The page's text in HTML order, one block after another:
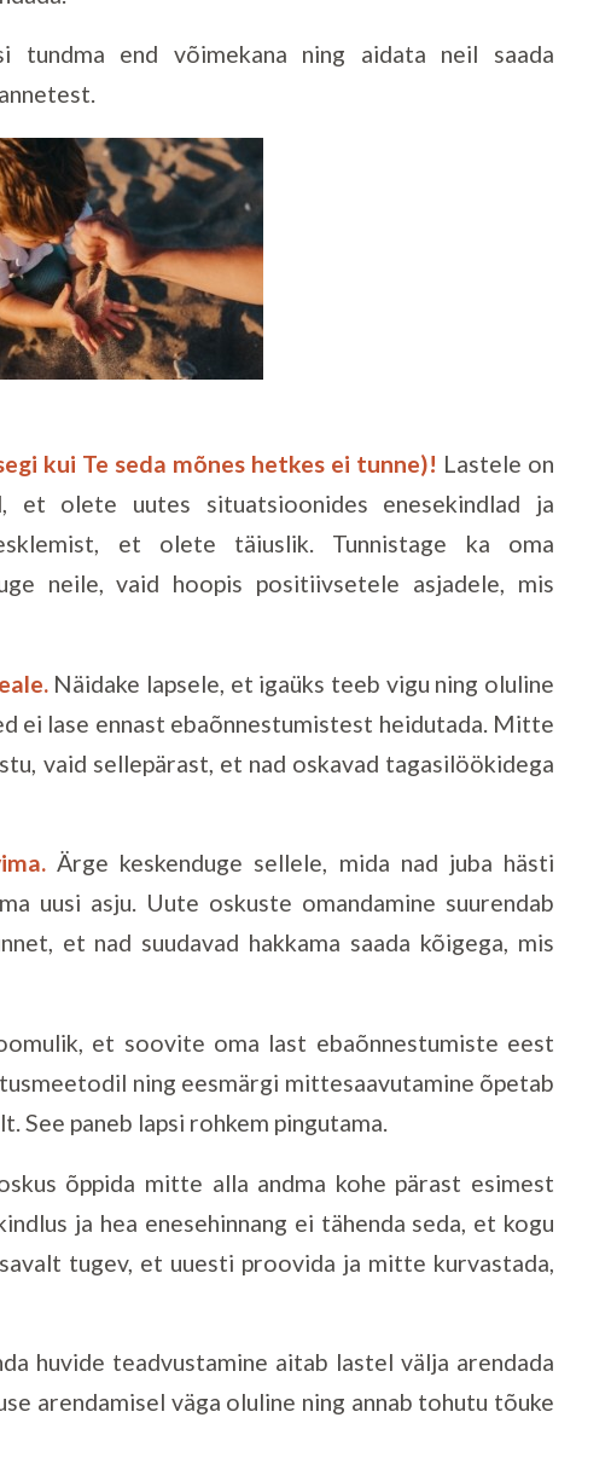
tundma end võimekana ning aidata neil saada
kui Te seda mõnes hetkes ei tunne)! Lastele on
et olete uutes situatsioonides enesekindlad ja
et olete täiuslik. Tunnistage ka oma
neile, vaid hoopis positiivsetele asjadele, mis
Näidake lapsele, et igaüks teeb vigu ning oluline
ei lase ennast ebaõnnestumistest heidutada. Mitte
vaid sellepärast, et nad oskavad tagasilöökidega
Ärge keskenduge sellele, mida nad juba hästi
uusi asju. Uute oskuste omandamine suurendab
et nad suudavad hakkama saada kõigega, mis
et soovite oma last ebaõnnestumiste eest
ning eesmärgi mittesaavutamine õpetab
See paneb lapsi rohkem pingutama.
õppida mitte alla andma kohe pärast esimest
ja hea enesehinnang ei tähenda seda, et kogu
tugev, et uuesti proovida ja mitte kurvastada,
huvide teadvustamine aitab lastel välja arendada
arendamisel väga oluline ning annab tohutu tõuke